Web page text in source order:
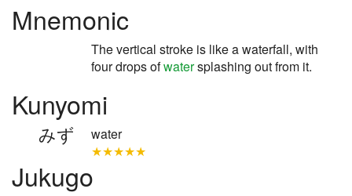
Mnemonic
The vertical stroke is like a waterfall, with
four drops ofwatersplashing out from it.
Kunyomi
みず
water
★★★★★
Jukugo